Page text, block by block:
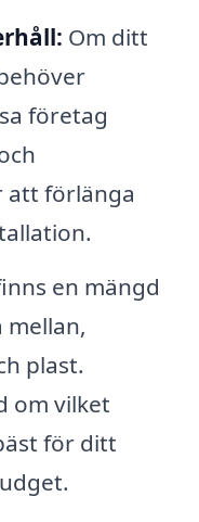
Om ditt
företag
att förlänga
en mängd
mellan,
plast.
om vilket
för ditt